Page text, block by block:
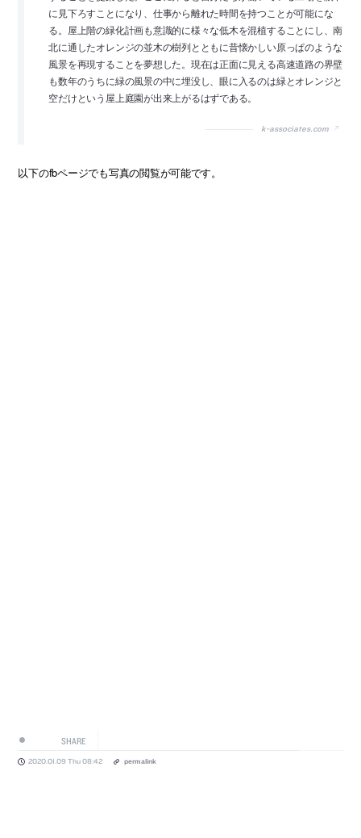
に見下ろすことになり、仕事から離れた時間を持つことが可能にな
る。屋上階の緑化計画も意識的に様々な低木を混植することにし、南
北に通したオレンジの並木の樹列とともに昔懐かしい原っぱのような
風景を再現することを夢想した。現在は正面に見える高速道路の界壁
も数年のうちに緑の風景の中に埋没し、眼に入るのは緑とオレンジと
空だけという屋上庭園が出来上がるはずである。
k-associates.com
以下のfbページでも写真の閲覧が可能です。
SHARE
2020.01.09 Thu 08:42 permalink